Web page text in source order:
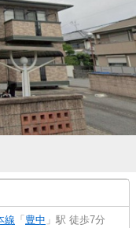
線 「 豊中 」駅 徒歩7分